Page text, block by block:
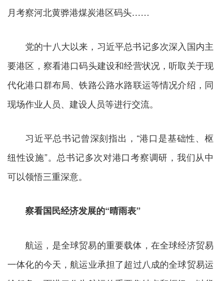
月考察河北黄骅港煤炭港区码头……
党的十八大以来，习近平总书记多次深入国内主
要港区，察看港口码头建设和经营状况，听取关于现
代化港口群布局、铁路公路水路联运等情况介绍，同
现场作业人员、建设人员等进行交流。
习近平总书记曾深刻指出，“港口是基础性、枢
纽性设施”。总书记多次对港口考察调研，我们从中
可以领悟三重深意。
察看国民经济发展的“晴雨表”
航运，是全球贸易的重要载体，在全球经济贸易
一体化的今天，航运业承担了超过八成的全球贸易运